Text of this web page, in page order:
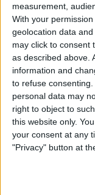
measurement,
With your
geolocation data
may click to consent
as described above.
information and
to refuse consenting.
personal data may
right to object to
this website only.
your consent at any
"Privacy" button at
D’una banda,
l’ambició amb
al títol. Amb tot,
Subscriu-te a El